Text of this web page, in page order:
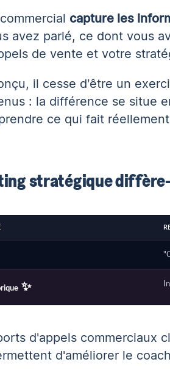
capture les
avez parlé, ce dont vous
de vente et votre
il cesse d’être un
: la différence se situe
ce qui fait
stratégique
d'appels commerciaux
d'améliorer le